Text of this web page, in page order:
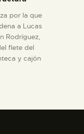
por la que
a Lucas
Rodríguez,
flete del
y cajón